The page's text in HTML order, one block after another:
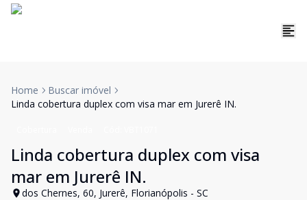
Home
Buscar imóvel
Linda cobertura duplex com visa mar em Jurerê IN.
Linda cobertura duplex com visa
mar em Jurerê IN.
dos Chernes, 60, Jurerê, Florianópolis - SC